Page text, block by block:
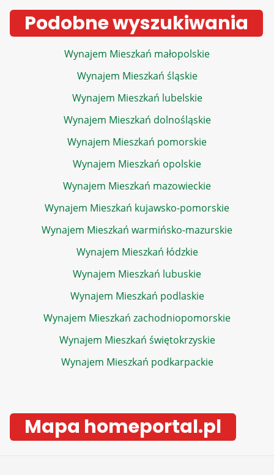
Podobne wyszukiwania
Wynajem Mieszkań małopolskie
Wynajem Mieszkań śląskie
Wynajem Mieszkań lubelskie
Wynajem Mieszkań dolnośląskie
Wynajem Mieszkań pomorskie
Wynajem Mieszkań opolskie
Wynajem Mieszkań mazowieckie
Wynajem Mieszkań kujawsko-pomorskie
Wynajem Mieszkań warmińsko-mazurskie
Wynajem Mieszkań łódzkie
Wynajem Mieszkań lubuskie
Wynajem Mieszkań podlaskie
Wynajem Mieszkań zachodniopomorskie
Wynajem Mieszkań świętokrzyskie
Wynajem Mieszkań podkarpackie
Mapa homeportal.pl